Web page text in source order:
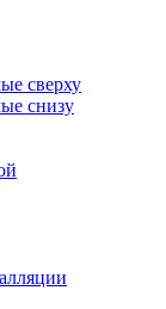
сверху
снизу